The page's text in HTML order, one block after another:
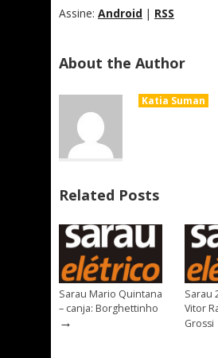
Assine: Android | RSS
About the Author
Katia Suman
Related Posts
Sarau Mario Quintana
– canja: Borghettinho
→
Sarau
Vitor
Grossi